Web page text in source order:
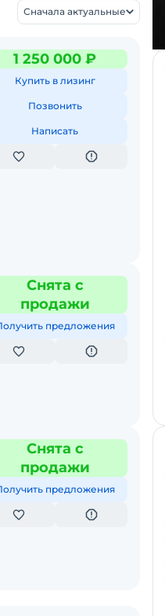
Сначала актуальные
1 250 000 ₽
Купить в лизинг
Позвонить
Написать
Снята с
продажи
предложения
Снята с
продажи
предложения